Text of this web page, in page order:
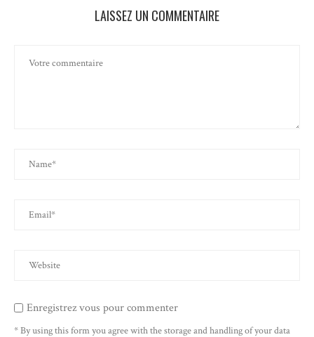
LAISSEZ UN COMMENTAIRE
Enregistrez vous pour commenter
* By using this form you agree with the storage and handling of your data